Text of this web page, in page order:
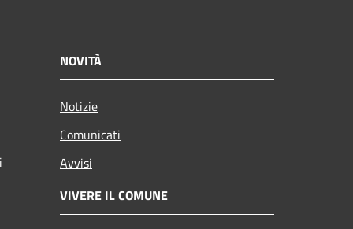
NOVITÀ
Notizie
Comunicati
Avvisi
VIVERE IL COMUNE